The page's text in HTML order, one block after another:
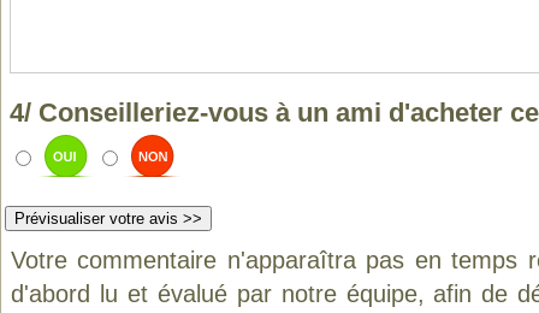
4/ Conseilleriez-vous à un ami d'acheter
Votre commentaire n'apparaîtra pas en temps
d'abord lu et évalué par notre équipe, afin de